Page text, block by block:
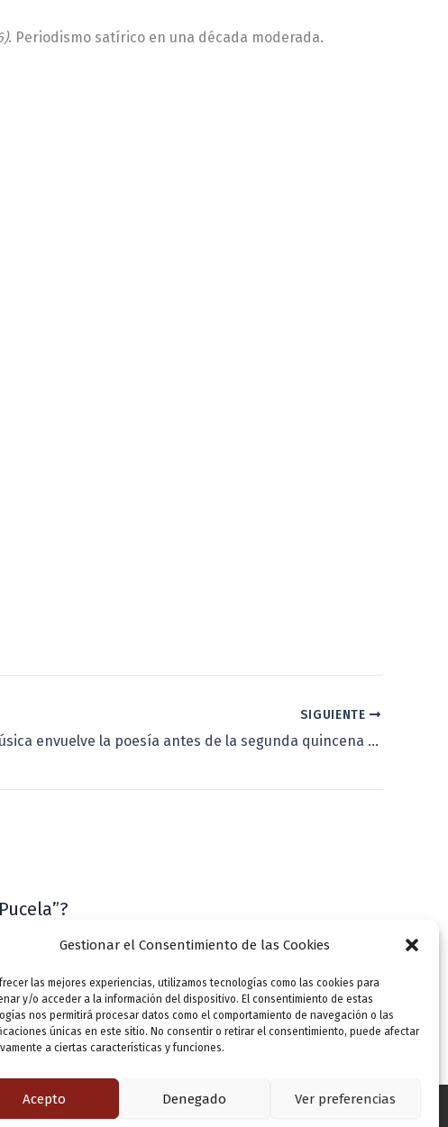
Gestionar el Consentimiento de las Cookies
las mejores experiencias, utilizamos tecnologías como las cookies para
y/o acceder a la información del dispositivo. El consentimiento de estas
nos permitirá procesar datos como el comportamiento de navegación o las
únicas en este sitio. No consentir o retirar el consentimiento, puede afectar
a ciertas características y funciones.
Acepto Denegado Ver preferencias
. Periodismo satírico en una década moderada.
SIGUIENTE
La música envuelve la poesía antes de la segunda quincena de septiembre
VLLensutinta